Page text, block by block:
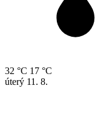
32 °C 17 °C
úterý 11. 8.